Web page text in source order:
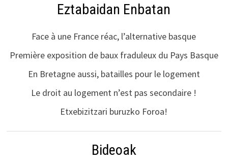
Eztabaidan Enbatan
Face à une France réac, l’alternative basque
Première exposition de baux fraduleux du Pays Basque
En Bretagne aussi, batailles pour le logement
Le droit au logement n’est pas secondaire !
Etxebizitzari buruzko Foroa!
Bideoak